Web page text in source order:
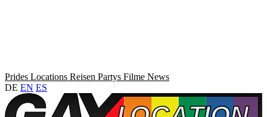
Prides Locations Reisen Partys Filme News
DE EN ES